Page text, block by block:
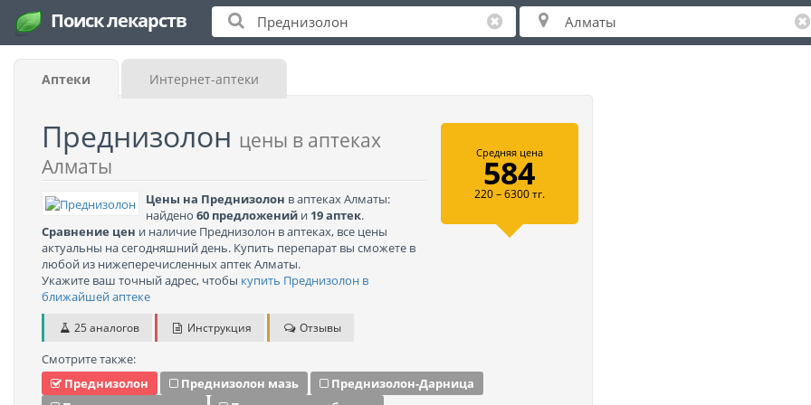
Поиск лекарств
Аптеки Интернет-аптеки
Преднизолон цены в аптеках
Алматы
Цены на Преднизолон в аптеках Алматы:
найдено 60 предложений и 19 аптек.
Сравнение цен и наличие Преднизолон в аптеках, все цены
актуальны на сегодняшний день. Купить перепарат вы сможете в
любой из нижеперечисленных аптек Алматы.
Укажите ваш точный адрес, чтобы купить Преднизолон в
ближайшей аптеке
25 аналогов Инструкция Отзывы
Средняя цена
584
220 – 6300 тг.
Смотрите также:
Преднизолон
Преднизолон мазь
Преднизолон-Дарница